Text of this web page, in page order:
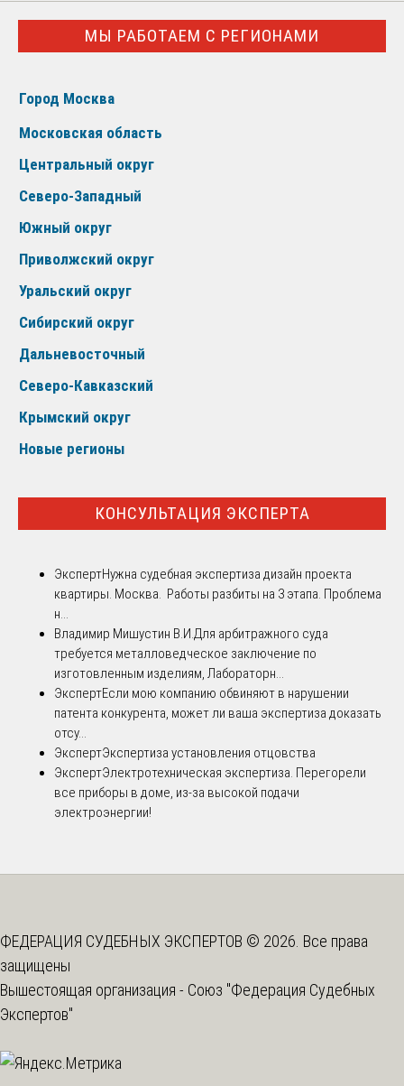
МЫ РАБОТАЕМ С РЕГИОНАМИ
Город Москва
Московская область
Центральный округ
Северо-Западный
Южный округ
Приволжский округ
Уральский округ
Сибирский округ
Дальневосточный
Северо-Кавказский
Крымский округ
Новые регионы
КОНСУЛЬТАЦИЯ ЭКСПЕРТА
ЭкспертНужна судебная экспертиза дизайн проекта
квартиры. Москва. Работы разбиты на 3 этапа. Проблема
н...
Владимир Мишустин В.И.Для арбитражного суда
требуется металловедческое заключение по
изготовленным изделиям, Лабораторн...
ЭкспертЕсли мою компанию обвиняют в нарушении
патента конкурента, может ли ваша экспертиза доказать
отсу...
ЭкспертЭкспертиза установления отцовства
ЭкспертЭлектротехническая экспертиза. Перегорели
все приборы в доме, из-за высокой подачи
электроэнергии!
ФЕДЕРАЦИЯ СУДЕБНЫХ ЭКСПЕРТОВ © 2026. Все права
защищены
Вышестоящая организация - Союз "Федерация Судебных
Экспертов"